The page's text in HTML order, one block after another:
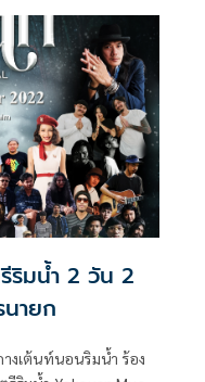
ะดับตำนาน ปู-พงษ์สิทธิ์
บรรจงคัดสรร 10
ม่ในโปรเจต์ "คำภีร์ลูก
ฟัง แต่ยังขอร่วมเป็น
าวบทกวีนี้ด้วย
ริมน้ำ 2 วัน 2
ายก
งเต้นท์นอนริมน้ำ ร้อง